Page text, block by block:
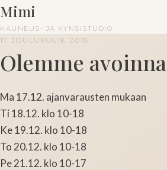
Mimi
KAUNEUS- JA KYNSISTUDIO
KURSSIT
17 JOULUKUUN, 2018
Olemme avoinna
Ma 17.12. ajanvarausten mukaan
Ti 18.12. klo 10-18
Ke 19.12. klo 10-18
To 20.12. klo 10-18
Pe 21.12. klo 10-17